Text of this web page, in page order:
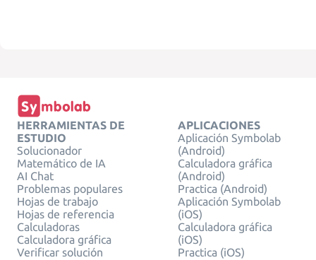
HERRAMIENTAS DE
ESTUDIO
Solucionador
Matemático de IA
AI Chat
Problemas populares
Hojas de trabajo
Hojas de referencia
Calculadoras
Calculadora gráfica
Verificar solución
APLICACIONES
Aplicación Symbolab
(Android)
Calculadora gráfica
(Android)
Practica (Android)
Aplicación Symbolab
(iOS)
Calculadora gráfica
(iOS)
Practica (iOS)